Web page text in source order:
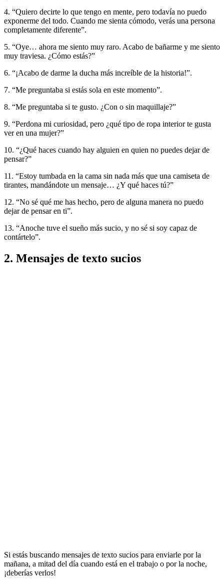
4. “Quiero decirte lo que tengo en mente, pero todavía no puedo
exponerme del todo. Cuando me sienta cómodo, verás una persona
completamente diferente”.
5. “Oye… ahora me siento muy raro. Acabo de bañarme y me siento
muy traviesa. ¿Cómo estás?”
6. “¡Acabo de darme la ducha más increíble de la historia!”.
7. “Me preguntaba si estás sola en este momento”.
8. “Me preguntaba si te gusto. ¿Con o sin maquillaje?”
9. “Perdona mi curiosidad, pero ¿qué tipo de ropa interior te gusta
ver en una mujer?”
10. “¿Qué haces cuando hay alguien en quien no puedes dejar de
pensar?”
11. “Estoy tumbada en la cama sin nada más que una camiseta de
tirantes, mandándote un mensaje… ¿Y qué haces tú?”
12. “No sé qué me has hecho, pero de alguna manera no puedo
dejar de pensar en ti”.
13. “Anoche tuve el sueño más sucio, y no sé si soy capaz de
contártelo”.
2. Mensajes de texto sucios
Si estás buscando mensajes de texto sucios para enviarle por la
mañana, a mitad del día cuando está en el trabajo o por la noche,
¡deberías verlos!